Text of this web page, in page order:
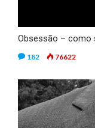
Obsessão – como
182 76622